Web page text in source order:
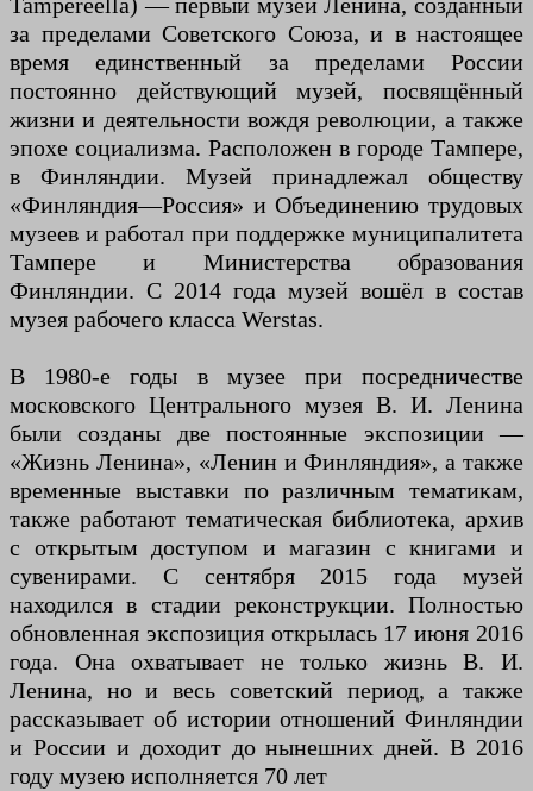
за пределами Советского Союза, и в настоящее
время единственный за пределами России
постоянно действующий музей, посвящённый
жизни и деятельности вождя революции, а также
эпохе социализма. Расположен в городе Тампере,
в Финляндии. Музей принадлежал обществу
«Финляндия—Россия» и Объединению трудовых
музеев и работал при поддержке муниципалитета
Тампере и Министерства образования
Финляндии. С 2014 года музей вошёл в состав
музея рабочего класса Werstas.
В 1980-е годы в музее при посредничестве
московского Центрального музея В. И. Ленина
были созданы две постоянные экспозиции —
«Жизнь Ленина», «Ленин и Финляндия», а также
временные выставки по различным тематикам,
также работают тематическая библиотека, архив
с открытым доступом и магазин с книгами и
сувенирами. С сентября 2015 года музей
находился в стадии реконструкции. Полностью
обновленная экспозиция открылась 17 июня 2016
года. Она охватывает не только жизнь В. И.
Ленина, но и весь советский период, а также
рассказывает об истории отношений Финляндии
и России и доходит до нынешних дней. В 2016
году музею исполняется 70 лет